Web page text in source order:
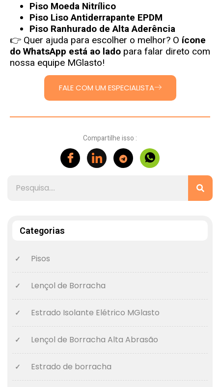
Piso Moeda Nitrílico
Piso Liso Antiderrapante EPDM
Piso Ranhurado de Alta Aderência
👉 Quer ajuda para escolher o melhor? O ícone
do WhatsApp está ao lado para falar direto com
nossa equipe MGlasto!
FALE COM UM ESPECIALISTA
Compartilhe isso :
Categorias
Pisos
Lençol de Borracha
Estrado Isolante Elétrico MGlasto
Lençol de Borracha Alta Abrasão
Estrado de borracha